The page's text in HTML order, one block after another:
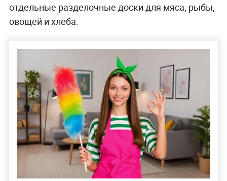
отдельные разделочные доски для мяса, рыбы,
овощей и хлеба.